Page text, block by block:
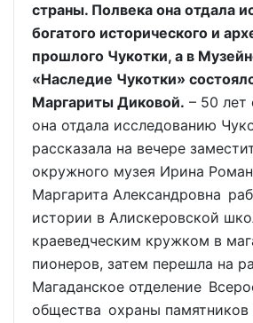
страны. Полвека она отдала
богатого исторического и
прошлого Чукотки, а в
«Наследие Чукотки»
Маргариты Диковой. – 50 лет
она отдала исследованию
рассказала на вечере
окружного музея Ирина
Маргарита Александровна
истории в Алискеровской
краеведческим кружком в
пионеров, затем перешла на
Магаданское отделение
общества охраны памятников